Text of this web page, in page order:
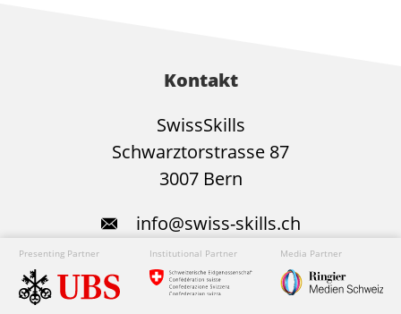
Kontakt
SwissSkills
Schwarztorstrasse 87
3007 Bern
info@swiss-skills.ch
+41 31 552 05 15
Presenting Partner Institutional Partner Media Partner